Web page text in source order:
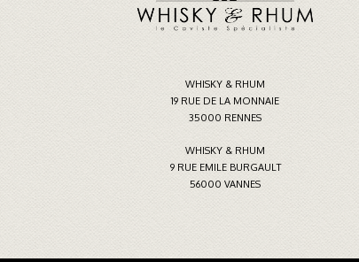
WHISKY & RHUM
19 RUE DE LA MONNAIE
35000 RENNES
WHISKY & RHUM
9 RUE EMILE BURGAULT
56000 VANNES